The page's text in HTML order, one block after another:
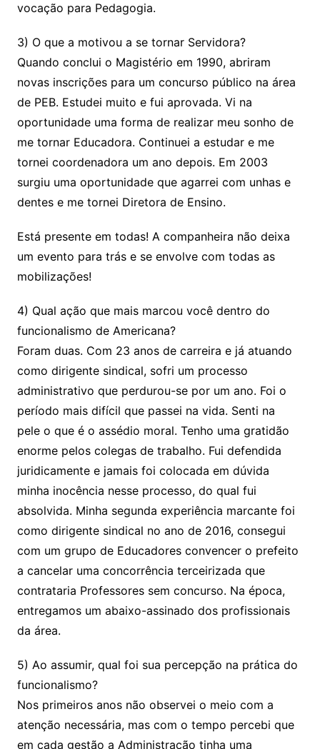
vocação para Pedagogia.
3) O que a motivou a se tornar Servidora?
Quando conclui o Magistério em 1990, abriram
novas inscrições para um concurso público na área
de PEB. Estudei muito e fui aprovada. Vi na
oportunidade uma forma de realizar meu sonho de
me tornar Educadora. Continuei a estudar e me
tornei coordenadora um ano depois. Em 2003
surgiu uma oportunidade que agarrei com unhas e
dentes e me tornei Diretora de Ensino.
Está presente em todas! A companheira não deixa
um evento para trás e se envolve com todas as
mobilizações!
4) Qual ação que mais marcou você dentro do
funcionalismo de Americana?
Foram duas. Com 23 anos de carreira e já atuando
como dirigente sindical, sofri um processo
administrativo que perdurou-se por um ano. Foi o
período mais difícil que passei na vida. Senti na
pele o que é o assédio moral. Tenho uma gratidão
enorme pelos colegas de trabalho. Fui defendida
juridicamente e jamais foi colocada em dúvida
minha inocência nesse processo, do qual fui
absolvida. Minha segunda experiência marcante foi
como dirigente sindical no ano de 2016, consegui
com um grupo de Educadores convencer o prefeito
a cancelar uma concorrência terceirizada que
contrataria Professores sem concurso. Na época,
entregamos um abaixo-assinado dos profissionais
da área.
5) Ao assumir, qual foi sua percepção na prática do
funcionalismo?
Nos primeiros anos não observei o meio com a
atenção necessária, mas com o tempo percebi que
em cada gestão a Administração tinha uma